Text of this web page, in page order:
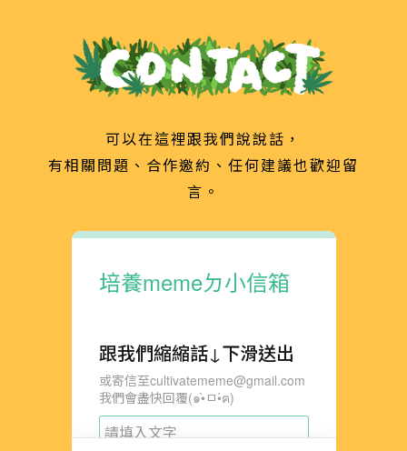
可以在這裡跟我們說說話，
有相關問題、合作邀約、任何建議也歡迎留
言。